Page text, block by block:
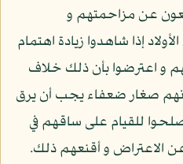
عن مزاحمتهم و
إذا شاهدوا زيادة اهتمام
و اعترضوا بأن ذلك خلاف
صغار ضعفاء يجب أن يرق
للقيام على ساقهم في
الاعتراض و أقنعهم ذلك.